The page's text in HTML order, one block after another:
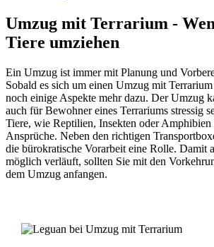
Umzug mit Terrarium -
Tiere umziehen
Ein Umzug ist immer mit Planung und
Sobald es sich um einen Umzug mit
noch einige Aspekte mehr dazu. Der Umzug
auch für Bewohner eines Terrariums stressig
Tiere, wie Reptilien, Insekten oder Amphibien
Ansprüche. Neben den richtigen
die bürokratische Vorarbeit eine Rolle. Damit
möglich verläuft, sollten Sie mit den
dem Umzug anfangen.